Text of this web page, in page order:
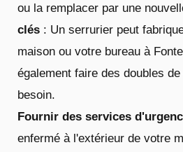
ou la remplacer par une
clés : Un serrurier peut
maison ou votre bureau à
également faire des doubles
besoin.
Fournir des services
enfermé à l'extérieur de votre